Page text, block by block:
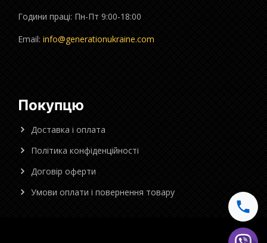
Години праці: Пн-Пт 9:00-18:00
Email: info@generationukraine.com
Покупцю
Доставка і оплата
Політика конфіденційності
Договір оферти
Умови оплати і повернення товару